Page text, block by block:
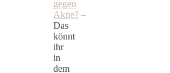
gegen
Akne? –
Das
könnt
ihr
in
dem